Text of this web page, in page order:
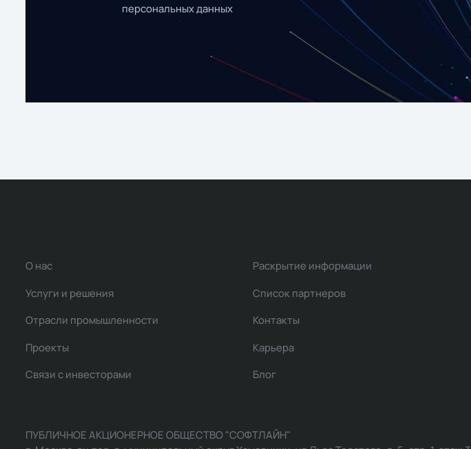
персональных данных
О нас
Услуги и решения
Отрасли промышленности
Проекты
Связи с инвесторами
Раскрытие информации
Список партнеров
Контакты
Карьера
Блог
ПУБЛИЧНОЕ АКЦИОНЕРНОЕ ОБЩЕСТВО "СОФТЛАЙН"